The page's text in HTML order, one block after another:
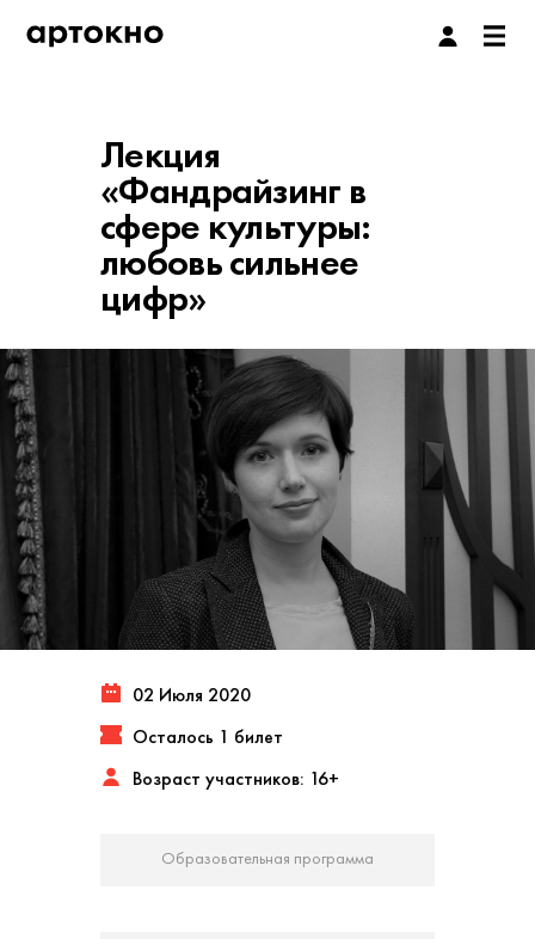
Лекция
«Фандрайзинг в
сфере культуры:
любовь сильнее
цифр»
02 Июля 2020
Осталось 1 билет
Возраст участников: 16+
Образовательная программа